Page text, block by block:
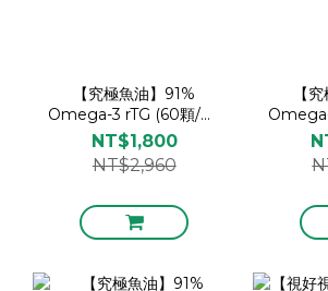
【究極魚油】91%
Omega-3 rTG (60顆/入)
+【視好視】葉黃素魚油
(30顆/入)
NT$1,800
NT$2,960
【
+【